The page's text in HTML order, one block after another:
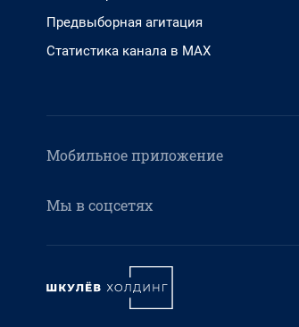
Предвыборная агитация
Статистика канала в MAX
Мобильное приложение
Мы в соцсетях